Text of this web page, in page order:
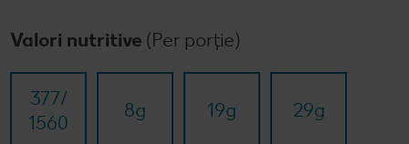
Valori nutritive (Per porție)
377/​
1560
8g 19g 29g